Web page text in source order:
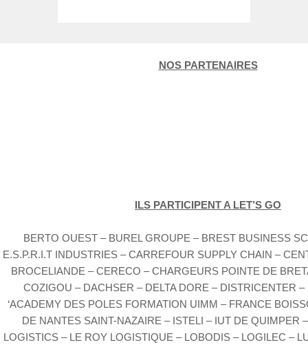
NOS PARTENAIRES
ILS PARTICIPENT A LET’S GO
BERTO OUEST – BUREL GROUPE – BREST BUSINESS
E.S.P.R.I.T INDUSTRIES – CARREFOUR SUPPLY CHAIN –
BROCELIANDE – CERECO – CHARGEURS POINTE DE
COZIGOU – DACHSER – DELTA DORE – DISTRICENTER
‘ACADEMY DES POLES FORMATION UIMM – FRANCE
DE NANTES SAINT-NAZAIRE – ISTELI – IUT DE QUIMPER
LOGISTICS – LE ROY LOGISTIQUE – LOBODIS – LOGILEC –